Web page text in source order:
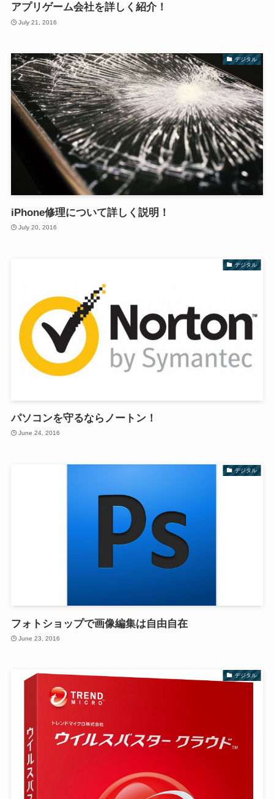
アプリゲーム会社を詳しく紹介！
July 21, 2016
デジタル
iPhone修理について詳しく説明！
July 20, 2016
デジタル
パソコンを守るならノートン！
June 24, 2016
デジタル
フォトショップで画像編集は自由自在
June 23, 2016
デジタル